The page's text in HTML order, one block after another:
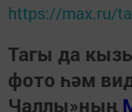
https://max.ru/
Тагы да
фото һәм
Чаллы»ның